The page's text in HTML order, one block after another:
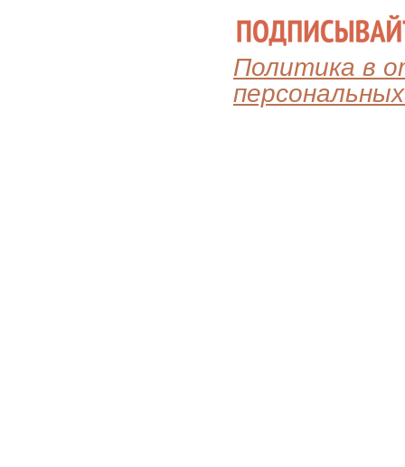
Политика в